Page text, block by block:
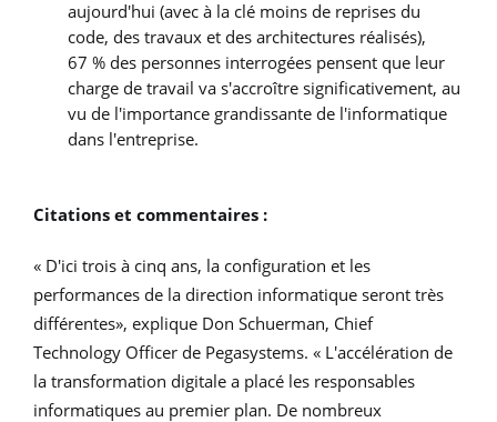
aujourd'hui (avec à la clé moins de reprises du
code, des travaux et des architectures réalisés),
67 % des personnes interrogées pensent que leur
charge de travail va s'accroître significativement, au
vu de l'importance grandissante de l'informatique
dans l'entreprise.
Citations et commentaires :
« D'ici trois à cinq ans, la configuration et les
performances de la direction informatique seront très
différentes», explique Don Schuerman, Chief
Technology Officer de Pegasystems. « L'accélération de
la transformation digitale a placé les responsables
informatiques au premier plan. De nombreux